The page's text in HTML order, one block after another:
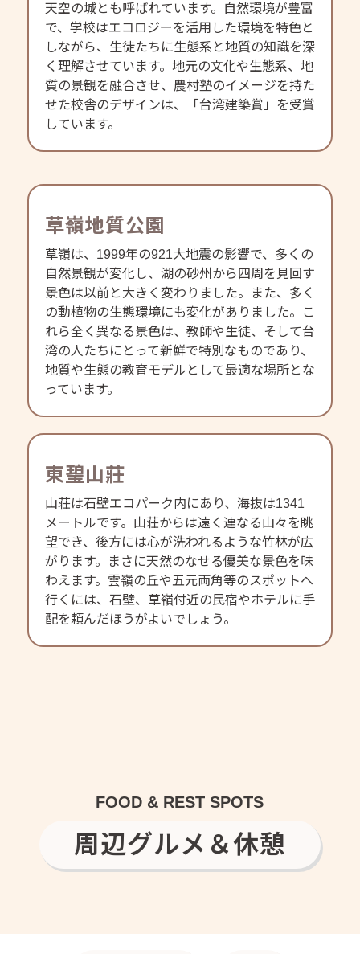
天空の城とも呼ばれています。自然環境が豊富
で、学校はエコロジーを活用した環境を特色と
しながら、生徒たちに生態系と地質の知識を深
く理解させています。地元の文化や生態系、地
質の景観を融合させ、農村塾のイメージを持た
せた校舎のデザインは、「台湾建築賞」を受賞
しています。
草嶺地質公園
草嶺は、1999年の921大地震の影響で、多くの
自然景観が変化し、湖の砂州から四周を見回す
景色は以前と大きく変わりました。また、多く
の動植物の生態環境にも変化がありました。こ
れら全く異なる景色は、教師や生徒、そして台
湾の人たちにとって新鮮で特別なものであり、
地質や生態の教育モデルとして最適な場所とな
っています。
東𤧥山莊
山荘は石壁エコパーク内にあり、海抜は1341
メートルです。山荘からは遠く連なる山々を眺
望でき、後方には心が洗われるような竹林が広
がります。まさに天然のなせる優美な景色を味
わえます。雲嶺の丘や五元両角等のスポットへ
行くには、石壁、草嶺付近の民宿やホテルに手
配を頼んだほうがよいでしょう。
FOOD & REST SPOTS
周辺グルメ＆休憩